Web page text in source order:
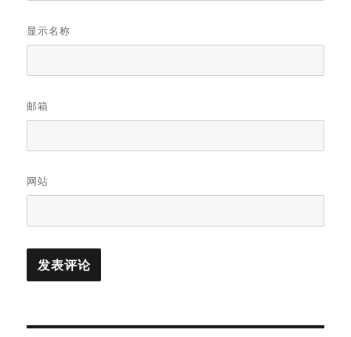
显示名称
邮箱
网站